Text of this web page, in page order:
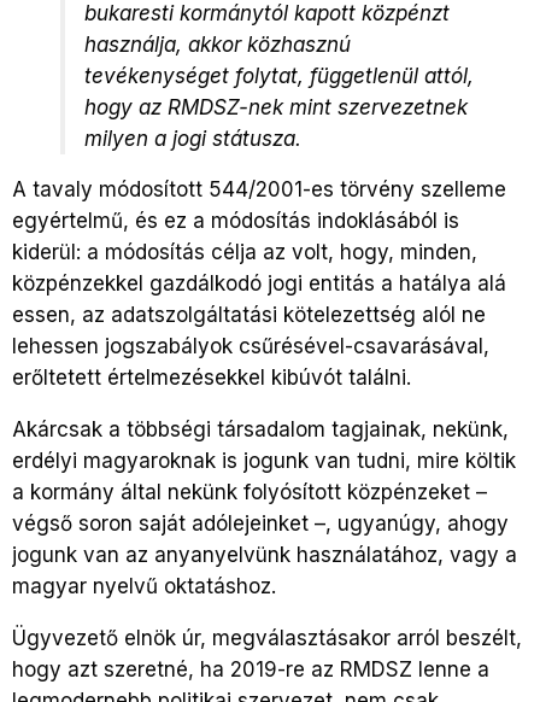
bukaresti kormánytól kapott közpénzt
használja, akkor közhasznú
tevékenységet folytat, függetlenül attól,
hogy az RMDSZ-nek mint szervezetnek
milyen a jogi státusza.
A tavaly módosított 544/2001-es törvény szelleme
egyértelmű, és ez a módosítás indoklásából is
kiderül: a módosítás célja az volt, hogy, minden,
közpénzekkel gazdálkodó jogi entitás a hatálya alá
essen, az adatszolgáltatási kötelezettség alól ne
lehessen jogszabályok csűrésével-csavarásával,
erőltetett értelmezésekkel kibúvót találni.
Akárcsak a többségi társadalom tagjainak, nekünk,
erdélyi magyaroknak is jogunk van tudni, mire költik
a kormány által nekünk folyósított közpénzeket –
végső soron saját adólejeinket –, ugyanúgy, ahogy
jogunk van az anyanyelvünk használatához, vagy a
magyar nyelvű oktatáshoz.
Ügyvezető elnök úr, megválasztásakor arról beszélt,
hogy azt szeretné, ha 2019-re az RMDSZ lenne a